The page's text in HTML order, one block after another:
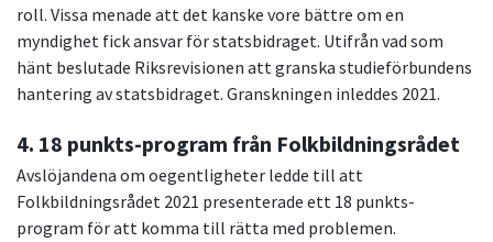
roll. Vissa menade att det kanske vore bättre om en
myndighet fick ansvar för statsbidraget. Utifrån vad som
hänt beslutade Riksrevisionen att granska studieförbundens
hantering av statsbidraget. Granskningen inleddes 2021.
4. 18 punkts-program från Folkbildningsrådet
Avslöjandena om oegentligheter ledde till att
Folkbildningsrådet 2021 presenterade ett 18 punkts-
program för att komma till rätta med problemen.